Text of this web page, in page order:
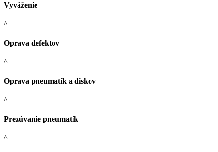
Vyváženie
^
Oprava defektov
^
Oprava pneumatík a diskov
^
Prezúvanie pneumatík
^